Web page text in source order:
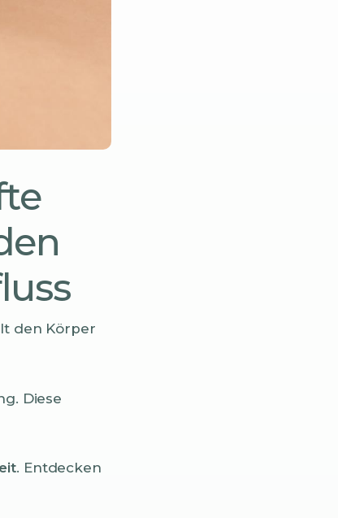
den Körper
Diese
. Entdecken